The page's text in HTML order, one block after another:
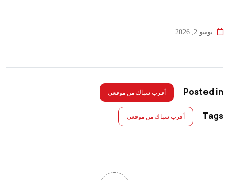
يونيو 2, 2026
Posted in أقرب سباك من موقعي
Tags أقرب سباك من موقعي